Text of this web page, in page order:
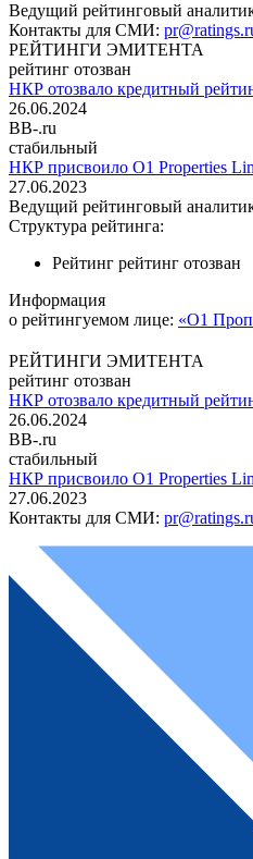
Ведущий рейтинговый
Контакты для СМИ:
РЕЙТИНГИ ЭМИТЕНТА
рейтинг отозван
НКР отозвало кредитный
26.06.2024
BB-.ru
стабильный
НКР присвоило O1 Properties
27.06.2023
Ведущий рейтинговый
Структура рейтинга:
Рейтинг рейтинг отозван
Информация
о рейтингуемом лице: «О1
РЕЙТИНГИ ЭМИТЕНТА
рейтинг отозван
НКР отозвало кредитный
26.06.2024
BB-.ru
стабильный
НКР присвоило O1 Properties
27.06.2023
Контакты для СМИ: